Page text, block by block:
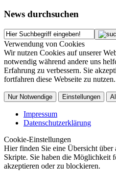
News durchsuchen
Verwendung von Cookies
Wir nutzen Cookies auf unserer
notwendig während andere uns
Erfahrung zu verbessern. Sie
fortfahren diese Webseite zu nutzen.
Nur Notwendige Einstellungen
Impressum
Datenschutzerklärung
Cookie-Einstellungen
Hier finden Sie eine Übersicht über
Skripte. Sie haben die Möglichkeit
akzeptieren oder zu blockieren.